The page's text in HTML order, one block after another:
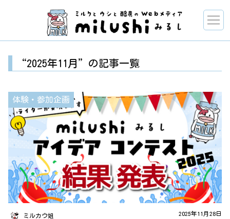
“2025年11月”の記事一覧
体験・参加企画
ミルカウ姐 2025年11月28日